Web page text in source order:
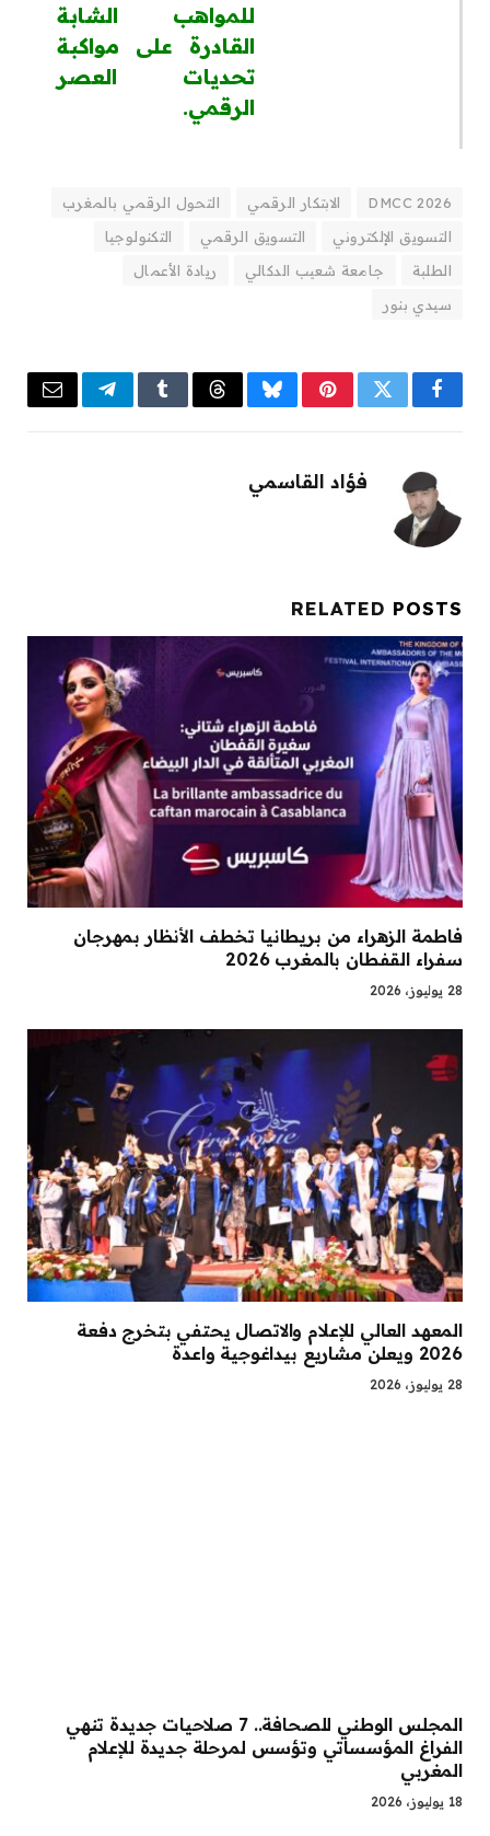
للمواهب الشابة
القادرة على مواكبة
تحديات العصر
الرقمي.
DMCC 2026 الابتكار الرقمي
التحول الرقمي بالمغرب
التسويق الإلكتروني
التسويق الرقمي
التكنولوجيا
الطلبة
جامعة شعيب الدكالي
ريادة الأعمال
سيدي بنور
Facebook
Twitter
Pinterest
Bluesky
Threads
Tumblr
Telegram
Email
فؤاد القاسمي
RELATED POSTS
فاطمة الزهراء من بريطانيا تخطف الأنظار بمهرجان
سفراء القفطان بالمغرب 2026
28 يوليوز، 2026
المعهد العالي للإعلام والاتصال يحتفي بتخرج دفعة
2026 ويعلن مشاريع بيداغوجية واعدة
28 يوليوز، 2026
المجلس الوطني للصحافة.. 7 صلاحيات جديدة تنهي
الفراغ المؤسساتي وتؤسس لمرحلة جديدة للإعلام
المغربي
18 يوليوز، 2026